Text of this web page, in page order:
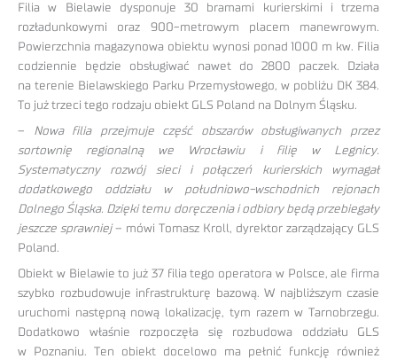
Filia w Bielawie dysponuje 30 bramami kurierskimi i trzema
rozładunkowymi oraz 900-metrowym placem manewrowym.
Powierzchnia magazynowa obiektu wynosi ponad 1000 m kw. Filia
codziennie będzie obsługiwać nawet do 2800 paczek. Działa
na terenie Bielawskiego Parku Przemysłowego, w pobliżu DK 384.
To już trzeci tego rodzaju obiekt GLS Poland na Dolnym Śląsku.
–
Nowa filia przejmuje część obszarów obsługiwanych przez
sortownię regionalną we Wrocławiu i filię w Legnicy.
Systematyczny rozwój sieci i połączeń kurierskich wymagał
dodatkowego oddziału w południowo-wschodnich rejonach
Dolnego Śląska. Dzięki temu doręczenia i odbiory będą przebiegały
jeszcze sprawniej– mówi Tomasz Kroll, dyrektor zarządzający GLS
Poland.
Obiekt w Bielawie to już 37 filia tego operatora w Polsce, ale firma
szybko rozbudowuje infrastrukturę bazową. W najbliższym czasie
uruchomi następną nową lokalizację, tym razem w Tarnobrzegu.
Dodatkowo właśnie rozpoczęła się rozbudowa oddziału GLS
w Poznaniu. Ten obiekt docelowo ma pełnić funkcję również